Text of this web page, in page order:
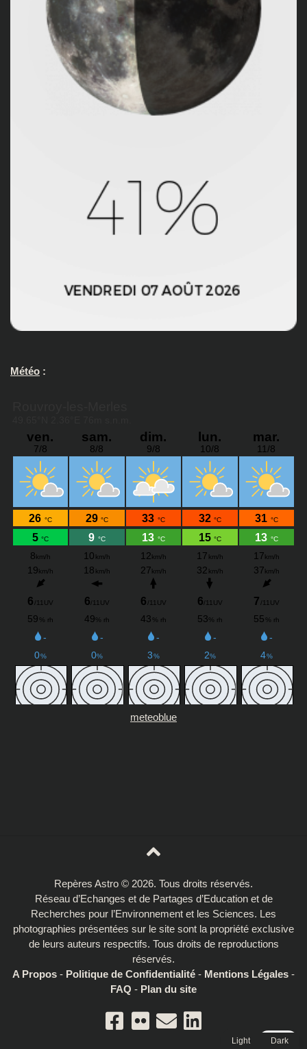
Météo :
meteoblue
Repères Astro © 2026. Tous droits réservés.
Réseau d’Echanges et de Partages d’Education et de
Recherches pour l’Environnement et les Sciences. Les
photographies présentées sur le site sont la propriété exclusive
de leurs auteurs respectifs. Tous droits de reproductions
réservés.
A Propos - Politique de Confidentialité - Mentions Légales -
FAQ - Plan du site
Light Dark